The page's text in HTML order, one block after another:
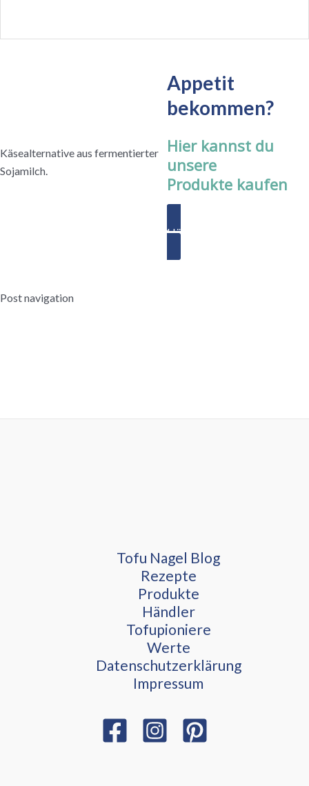
Käsealternative aus fermentierter
Sojamilch.
Appetit
bekommen?
Hier kannst du
unsere
Produkte kaufen
Händler finden
Post navigation
Tofu Nagel Blog
Rezepte
Produkte
Händler
Tofupioniere
Werte
Datenschutzerklärung
Impressum